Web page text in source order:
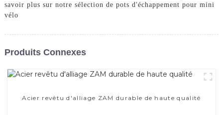
savoir plus sur notre sélection de pots d'échappement pour mini
vélo
Produits Connexes
Acier revêtu d'alliage ZAM durable de haute qualité